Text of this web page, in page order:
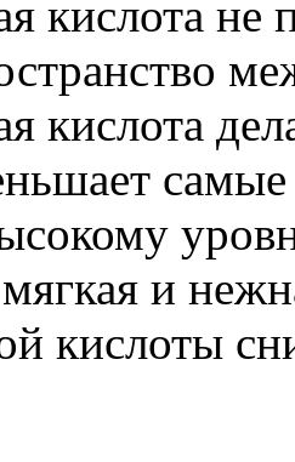
кислота не
кислота
мягкая и
кислоты